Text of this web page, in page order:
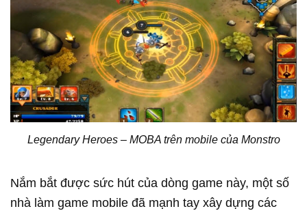
Legendary Heroes – MOBA trên mobile của Monstro
Nắm bắt được sức hút của dòng game này, một số
nhà làm game mobile đã mạnh tay xây dựng các